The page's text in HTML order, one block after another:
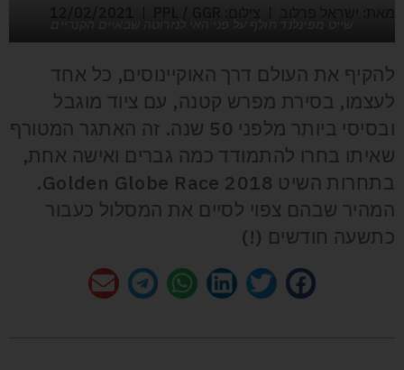
שייט מפינלנד חולף על פני האי לנזרוטה שבאיים הקנריים
להקיף את העולם דרך האוקיינוסים, כל אחד
לעצמו, בסירת מפרש קטנה, עם ציוד מוגבל
ובסיסי ביותר מלפני 50 שנה. זה האתגר המטורף
שאיתו בחרו להתמודד כמה גברים ואישה אחת,
בתחרות השיט Golden Globe Race 2018.
המהיר שבהם צפוי לסיים את המסלול כעבור
כתשעה חודשים (!)